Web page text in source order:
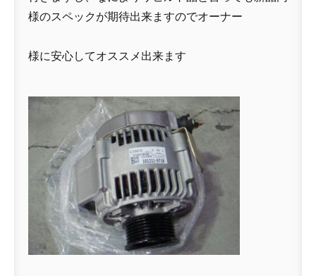
様のスペックが期待出来ますのでオーナー
様に安心してオススメ出来ます